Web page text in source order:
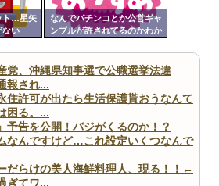
ト…星矢
ない
なんでパチンコとか公営ギャ
ンブルが許されてるのかわか
党、沖縄県知事選で公職選挙法違
報され...
住許可が出たら生活保護貰おうなんて
困る。...
予告を公開！バジがくるのか！？
なんですけど…これ設定いくつなんで
だらけの美人海鮮料理人、現る！！←
ぎてワ...